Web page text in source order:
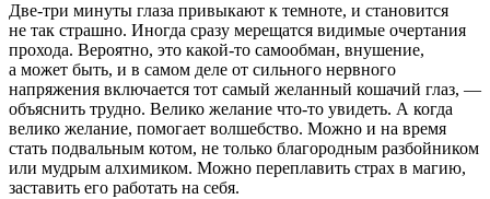
Две-три минуты глаза привыкают к темноте, и становится
не так страшно. Иногда сразу мерещатся видимые очертания
прохода. Вероятно, это какой-то самообман, внушение,
а может быть, и в самом деле от сильного нервного
напряжения включается тот самый желанный кошачий глаз, —
объяснить трудно. Велико желание что-то увидеть. А когда
велико желание, помогает волшебство. Можно и на время
стать подвальным котом, не только благородным разбойником
или мудрым алхимиком. Можно переплавить страх в магию,
заставить его работать на себя.